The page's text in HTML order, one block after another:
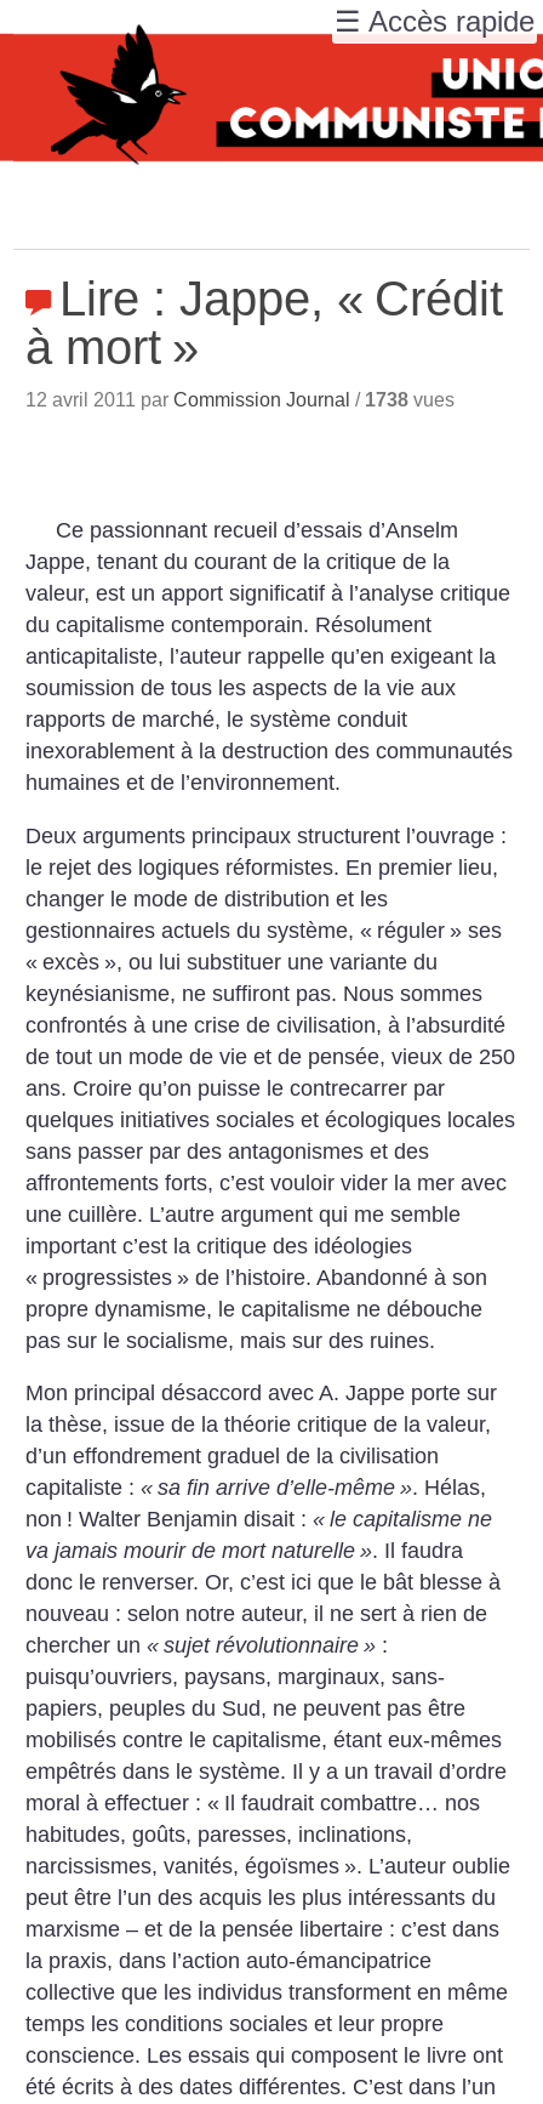
Lire : Jappe, « Crédit
à mort »
12 avril 2011 parCommission Journal / 1738 vues
Ce passionnant recueil d’essais d’Anselm
Jappe, tenant du courant de la critique de la
valeur, est un apport significatif à l’analyse critique
du capitalisme contemporain. Résolument
anticapitaliste, l’auteur rappelle qu’en exigeant la
soumission de tous les aspects de la vie aux
rapports de marché, le système conduit
inexorablement à la destruction des communautés
humaines et de l’environnement.
Deux arguments principaux structurent l’ouvrage :
le rejet des logiques réformistes. En premier lieu,
changer le mode de distribution et les
gestionnaires actuels du système, « réguler » ses
« excès », ou lui substituer une variante du
keynésianisme, ne suffiront pas. Nous sommes
confrontés à une crise de civilisation, à l’absurdité
de tout un mode de vie et de pensée, vieux de 250
ans. Croire qu’on puisse le contrecarrer par
quelques initiatives sociales et écologiques locales
sans passer par des antagonismes et des
affrontements forts, c’est vouloir vider la mer avec
une cuillère. L’autre argument qui me semble
important c’est la critique des idéologies
« progressistes » de l’histoire. Abandonné à son
propre dynamisme, le capitalisme ne débouche
pas sur le socialisme, mais sur des ruines.
Mon principal désaccord avec A. Jappe porte sur
la thèse, issue de la théorie critique de la valeur,
d’un effondrement graduel de la civilisation
capitaliste :« sa fin arrive d’elle-même ». Hélas,
non ! Walter Benjamin disait :« le capitalisme ne
va jamais mourir de mort naturelle ». Il faudra
donc le renverser. Or, c’est ici que le bât blesse à
nouveau : selon notre auteur, il ne sert à rien de
chercher un« sujet révolutionnaire » :
puisqu’ouvriers, paysans, marginaux, sans-
papiers, peuples du Sud, ne peuvent pas être
mobilisés contre le capitalisme, étant eux-mêmes
empêtrés dans le système. Il y a un travail d’ordre
moral à effectuer : « Il faudrait combattre… nos
habitudes, goûts, paresses, inclinations,
narcissismes, vanités, égoïsmes ». L’auteur oublie
peut être l’un des acquis les plus intéressants du
marxisme – et de la pensée libertaire : c’est dans
la praxis, dans l’action auto-émancipatrice
collective que les individus transforment en même
temps les conditions sociales et leur propre
conscience. Les essais qui composent le livre ont
été écrits à des dates différentes. C’est dans l’un
☰ Accès rapide